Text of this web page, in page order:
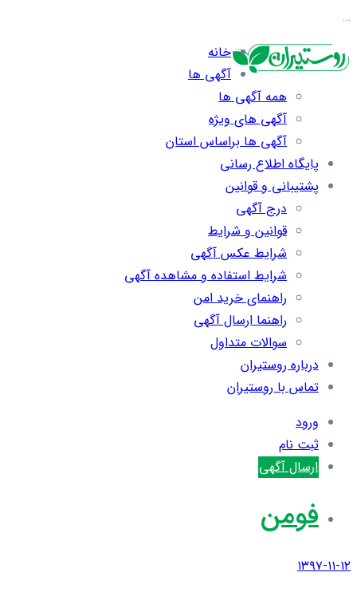
…
خانه
آگهی ها
همه آگهی ها
آگهی های ویژه
آگهی ها براساس استان
پایگاه اطلاع رسانی
پشتیبانی و قوانین
درج آگهی
قوانین و شرایط
شرایط عکس آگهی
شرایط استفاده و مشاهده آگهی
راهنمای خرید امن
راهنما ارسال آگهی
سوالات متداول
درباره روستیران
تماس با روستیران
ورود
ثبت نام
ارسال آگهی
فومن
۱۳۹۷-۱۱-۱۲